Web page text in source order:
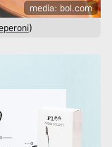
media: bol.com